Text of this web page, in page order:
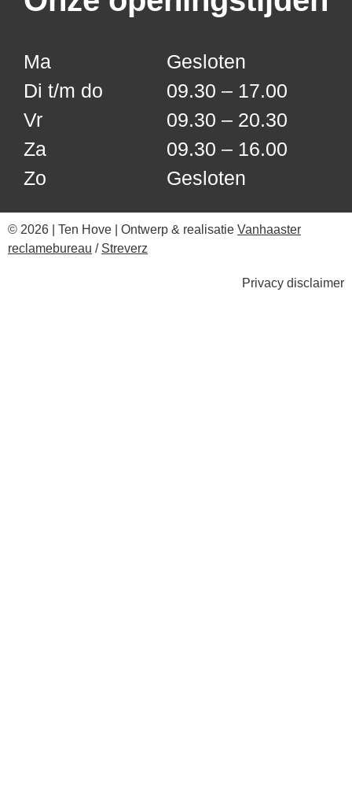
Ma
Di t/m do
Vr
Za
Zo
Gesloten
09.30 – 17.00
09.30 – 20.30
09.30 – 16.00
Gesloten
© 2026 | Ten Hove | Ontwerp & realisatie Vanhaaster
reclamebureau / Streverz
Privacy disclaimer